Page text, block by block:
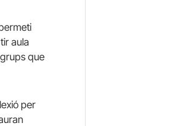
aula
que
per